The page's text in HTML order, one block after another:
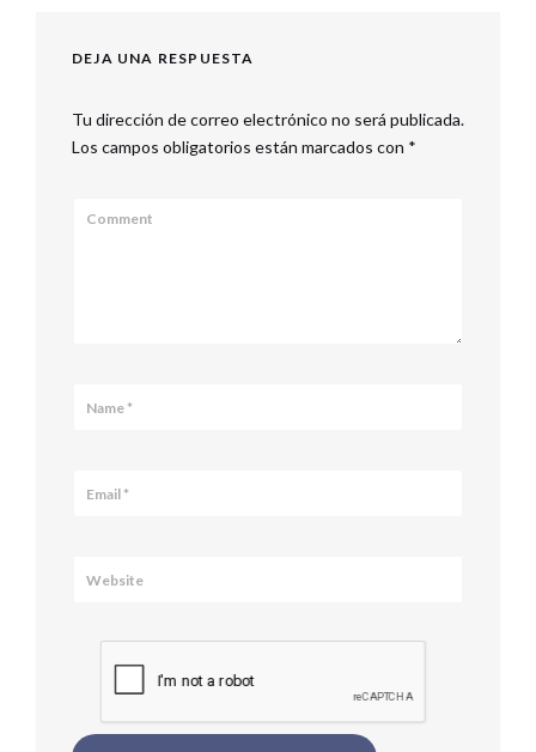
DEJA UNA RESPUESTA
Tu dirección de correo electrónico no será publicada.
Los campos obligatorios están marcados con *